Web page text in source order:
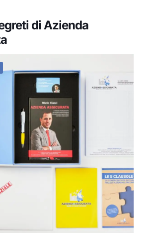
di Azienda